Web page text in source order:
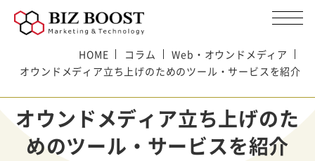
HOME コラム
Web・オウンドメディア
オウンドメディア立ち上げのためのツール・サービスを紹介
オウンドメディア立ち上げのた
めのツール・サービスを紹介